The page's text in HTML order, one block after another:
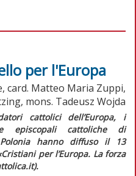
per l'Europa
card. Matteo Maria Zuppi,
mons. Tadeusz Wojda
cattolici dell’Europa, i
episcopali cattoliche di
hanno diffuso il 13
per l’Europa. La forza